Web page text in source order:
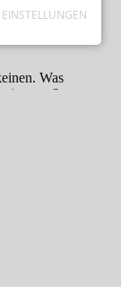
EINSTELLUNGEN